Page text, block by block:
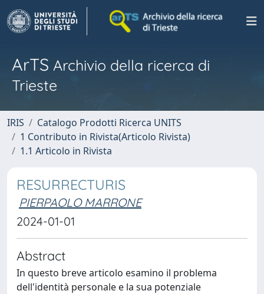
ArTS Archivio della ricerca di
Trieste
IRIS
Catalogo Prodotti Ricerca UNITS
1 Contributo in Rivista(Articolo Rivista)
1.1 Articolo in Rivista
RESURRECTURIS
PIERPAOLO MARRONE
2024-01-01
Abstract
In questo breve articolo esamino il problema
dell'identità personale e la sua potenziale